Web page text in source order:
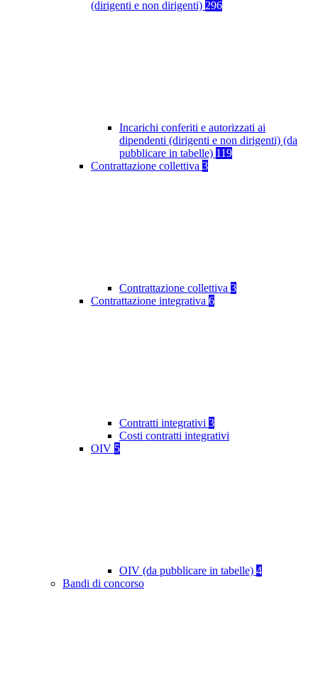
(dirigenti e non dirigenti) 296
Incarichi conferiti e autorizzati ai
dipendenti (dirigenti e non dirigenti) (da
pubblicare in tabelle) 119
Contrattazione collettiva 3
Contrattazione collettiva 3
Contrattazione integrativa 6
Contratti integrativi 3
Costi contratti integrativi
OIV 5
OIV (da pubblicare in tabelle) 4
Bandi di concorso